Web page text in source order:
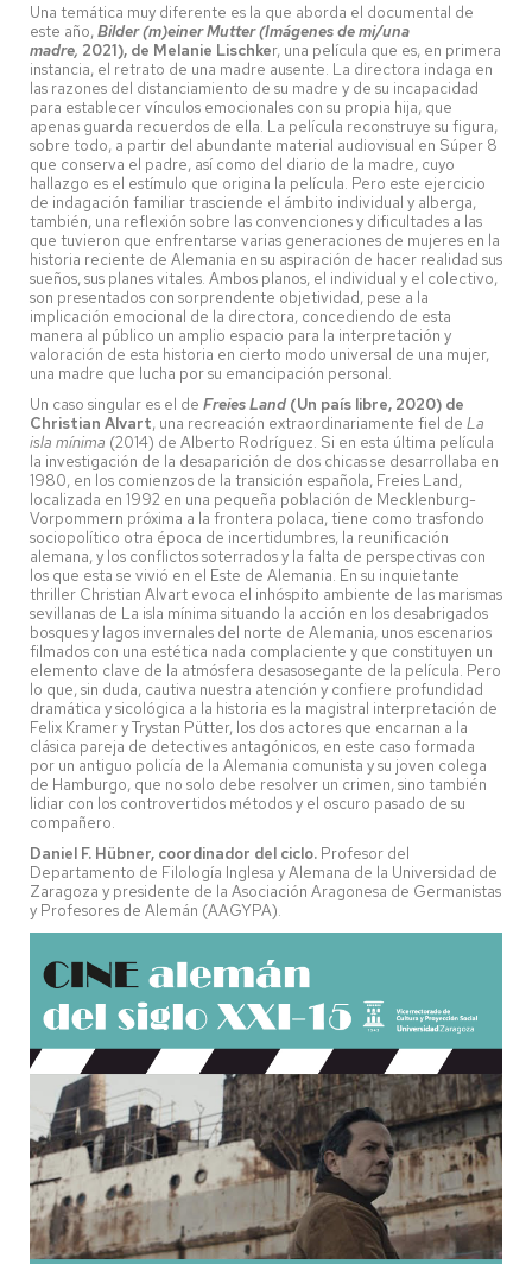
Una temática muy diferente es la que aborda el documental de
este año,Bilder (m)einer Mutter (Imágenes de mi/una
madre, 2021), de Melanie Lischker, una película que es, en primera
instancia, el retrato de una madre ausente. La directora indaga en
las razones del distanciamiento de su madre y de su incapacidad
para establecer vínculos emocionales con su propia hija, que
apenas guarda recuerdos de ella. La película reconstruye su figura,
sobre todo, a partir del abundante material audiovisual en Súper 8
que conserva el padre, así como del diario de la madre, cuyo
hallazgo es el estímulo que origina la película. Pero este ejercicio
de indagación familiar trasciende el ámbito individual y alberga,
también, una reflexión sobre las convenciones y dificultades a las
que tuvieron que enfrentarse varias generaciones de mujeres en la
historia reciente de Alemania en su aspiración de hacer realidad sus
sueños, sus planes vitales. Ambos planos, el individual y el colectivo,
son presentados con sorprendente objetividad, pese a la
implicación emocional de la directora, concediendo de esta
manera al público un amplio espacio para la interpretación y
valoración de esta historia en cierto modo universal de una mujer,
una madre que lucha por su emancipación personal.
Un caso singular es el de Freies Land(Un país libre, 2020) de
Christian Alvart, una recreación extraordinariamente fiel de La
isla mínima (2014) de Alberto Rodríguez. Si en esta última película
la investigación de la desaparición de dos chicas se desarrollaba en
1980, en los comienzos de la transición española, Freies Land,
localizada en 1992 en una pequeña población de Mecklenburg-
Vorpommern próxima a la frontera polaca, tiene como trasfondo
sociopolítico otra época de incertidumbres, la reunificación
alemana, y los conflictos soterrados y la falta de perspectivas con
los que esta se vivió en el Este de Alemania. En su inquietante
thriller Christian Alvart evoca el inhóspito ambiente de las marismas
sevillanas de La isla mínima situando la acción en los desabrigados
bosques y lagos invernales del norte de Alemania, unos escenarios
filmados con una estética nada complaciente y que constituyen un
elemento clave de la atmósfera desasosegante de la película. Pero
lo que, sin duda, cautiva nuestra atención y confiere profundidad
dramática y sicológica a la historia es la magistral interpretación de
Felix Kramer y Trystan Pütter, los dos actores que encarnan a la
clásica pareja de detectives antagónicos, en este caso formada
por un antiguo policía de la Alemania comunista y su joven colega
de Hamburgo, que no solo debe resolver un crimen, sino también
lidiar con los controvertidos métodos y el oscuro pasado de su
compañero.
Daniel F. Hübner, coordinador del ciclo. Profesor del
Departamento de Filología Inglesa y Alemana de la Universidad de
Zaragoza y presidente de la Asociación Aragonesa de Germanistas
y Profesores de Alemán (AAGYPA).